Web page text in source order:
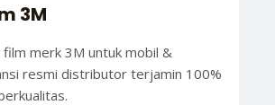
3M
film merk 3M untuk mobil &
resmi distributor terjamin 100%